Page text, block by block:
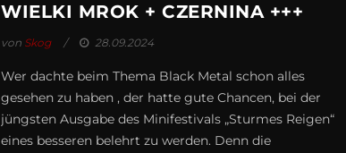
WIELKI MROK + CZERNINA +++
von Skog 28.09.2024
Wer dachte beim Thema Black Metal schon alles
gesehen zu haben , der hatte gute Chancen, bei der
jüngsten Ausgabe des Minifestivals „Sturmes Reigen“
eines besseren belehrt zu werden. Denn die